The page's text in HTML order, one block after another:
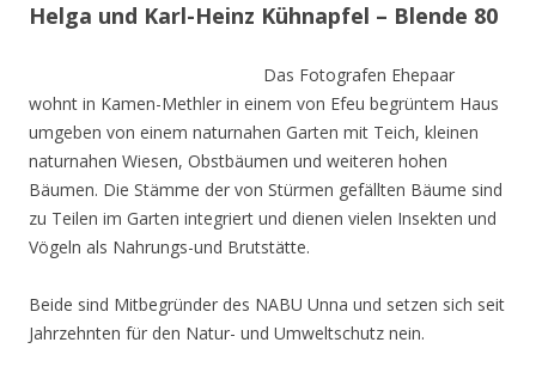
Helga und Karl-Heinz Kühnapfel – Blende 80
Das Fotografen Ehepaar
wohnt in Kamen-Methler in einem von Efeu begrüntem Haus
umgeben von einem naturnahen Garten mit Teich, kleinen
naturnahen Wiesen, Obstbäumen und weiteren hohen
Bäumen. Die Stämme der von Stürmen gefällten Bäume sind
zu Teilen im Garten integriert und dienen vielen Insekten und
Vögeln als Nahrungs-und Brutstätte.
Beide sind Mitbegründer des NABU Unna und setzen sich seit
Jahrzehnten für den Natur- und Umweltschutz nein.